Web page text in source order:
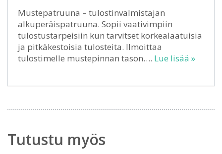
Mustepatruuna – tulostinvalmistajan
alkuperäispatruuna. Sopii vaativimpiin
tulostustarpeisiin kun tarvitset korkealaatuisia
ja pitkäkestoisia tulosteita. Ilmoittaa
tulostimelle mustepinnan tason…. Lue lisää »
Tutustu myös